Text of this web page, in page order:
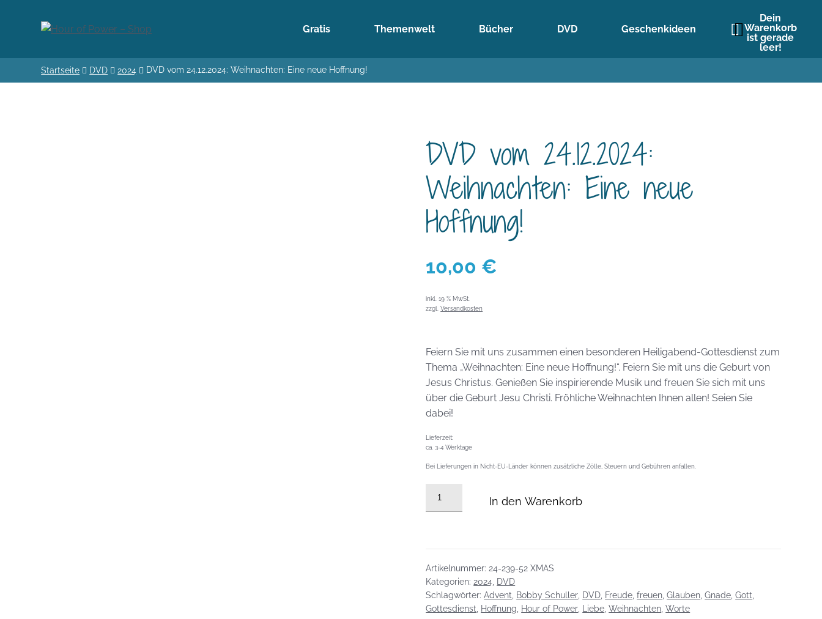
Gratis Themenwelt Bücher DVD Geschenkideen
Dein
Warenkorb
ist gerade
leer!
Startseite DVD 2024 DVD vom 24.12.2024: Weihnachten: Eine neue Hoffnung!
DVD vom 24.12.2024:
Weihnachten: Eine neue
Hoffnung!
10,00 €
inkl. 19 % MwSt.
zzgl.Versandkosten
Feiern Sie mit uns zusammen einen besonderen Heiligabend-Gottesdienst zum
Thema „Weihnachten: Eine neue Hoffnung!“. Feiern Sie mit uns die Geburt von
Jesus Christus. Genießen Sie inspirierende Musik und freuen Sie sich mit uns
über die Geburt Jesu Christi. Fröhliche Weihnachten Ihnen allen! Seien Sie
dabei!
Lieferzeit:
ca. 3-4 Werktage
Bei Lieferungen in Nicht-EU-Länder können zusätzliche Zölle, Steuern und Gebühren anfallen.
neue
Hoffnung!
Menge
In den Warenkorb
Artikelnummer: 24-239-52 XMAS
Kategorien: 2024 DVD
Schlagwörter:Advent Bobby Schuller DVD Freude ,freuen ,Glauben ,Gnade ,Gott
Gottesdienst
Hoffnung Hour of Power Liebe ,Weihnachten ,Worte